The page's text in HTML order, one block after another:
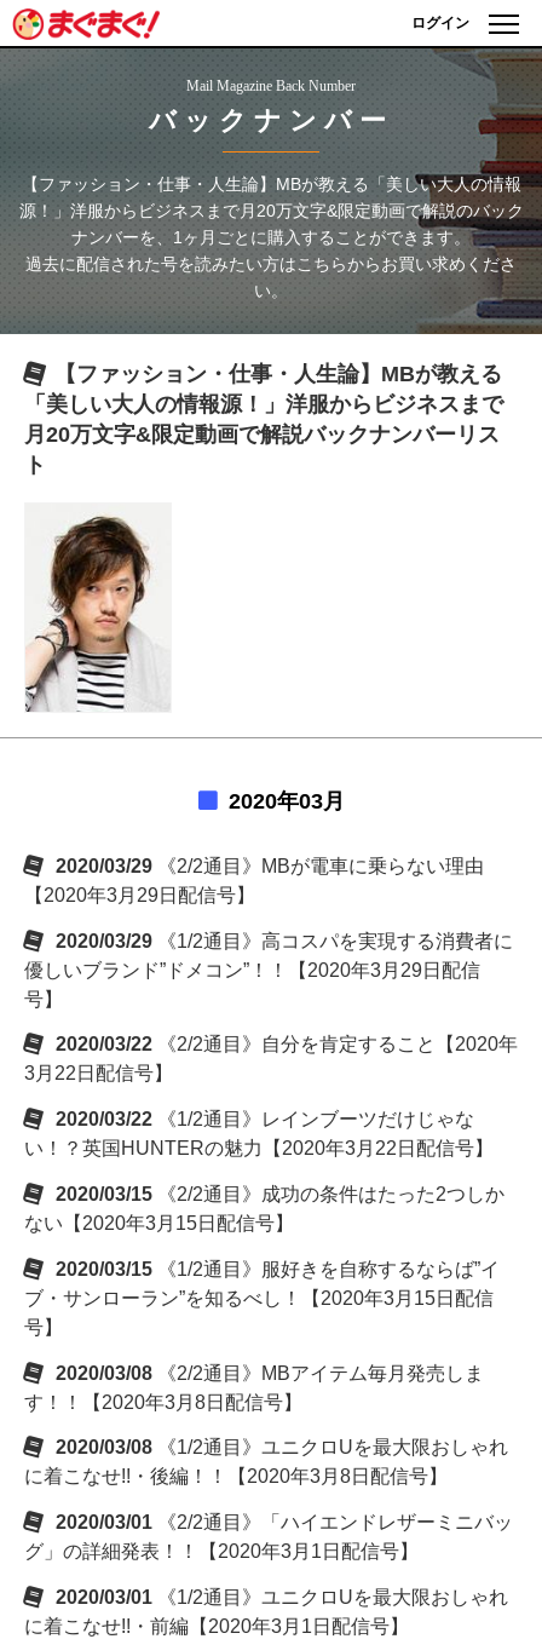
ログイン
Mail Magazine Back Number
バックナンバー
【ファッション・仕事・人生論】MBが教える「美しい大人の情報
源！」洋服からビジネスまで月20万文字&限定動画で解説のバック
ナンバーを、1ヶ月ごとに購入することができます。
過去に配信された号を読みたい方はこちらからお買い求めくださ
い。
【ファッション・仕事・人生論】MBが教える
「美しい大人の情報源！」洋服からビジネスまで
月20万文字&限定動画で解説バックナンバーリス
ト
2020年03月
2020/03/29
《2/2通目》MBが電車に乗らない理由
【2020年3月29日配信号】
2020/03/29
《1/2通目》高コスパを実現する消費者に
優しいブランド”ドメコン”！！【2020年3月29日配信
号】
2020/03/22
《2/2通目》自分を肯定すること【2020年
3月22日配信号】
2020/03/22
《1/2通目》レインブーツだけじゃな
い！？英国HUNTERの魅力【2020年3月22日配信号】
2020/03/15
《2/2通目》成功の条件はたった2つしか
ない【2020年3月15日配信号】
2020/03/15
《1/2通目》服好きを自称するならば”イ
ブ・サンローラン”を知るべし！【2020年3月15日配信
号】
2020/03/08
《2/2通目》MBアイテム毎月発売しま
す！！【2020年3月8日配信号】
2020/03/08
《1/2通目》ユニクロUを最大限おしゃれ
に着こなせ!!・後編！！【2020年3月8日配信号】
2020/03/01
《2/2通目》「ハイエンドレザーミニバッ
グ」の詳細発表！！【2020年3月1日配信号】
2020/03/01
《1/2通目》ユニクロUを最大限おしゃれ
に着こなせ!!・前編【2020年3月1日配信号】